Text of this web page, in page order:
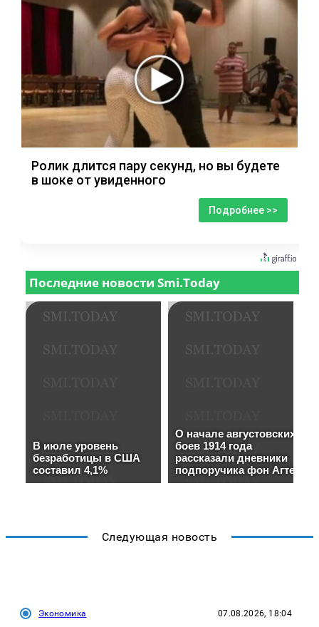
Ролик длится пару секунд, но вы будете
в шоке от увиденного
Подробнее >>
Следующая новость
Экономика 07.08.2026, 18:04